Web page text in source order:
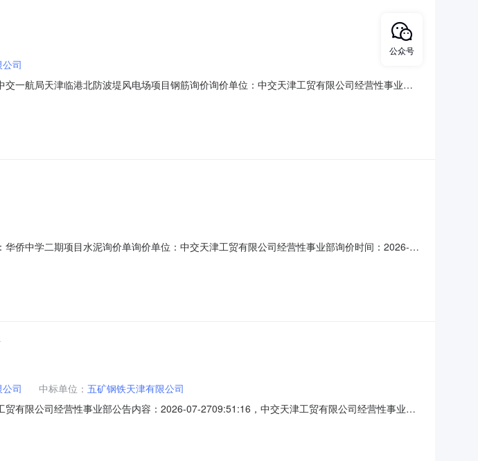
司
一航局天津临港北防波堤风电场项目钢筋询价询价单位：中交天津工贸有限公司经营性事业部
式数量单位重量重量单位基准价收货地址收货
侨中学二期项目水泥询价单询价单位：中交天津工贸有限公司经营性事业部询价时间：2026-
量单位基准价收货地址收货要求收货时间备注
司 中标单位： 五矿钢铁天津有限公司
有限公司经营性事业部公告内容：2026-07-2709:51:16，中交天津工贸有限公司经营性事业部
公众号